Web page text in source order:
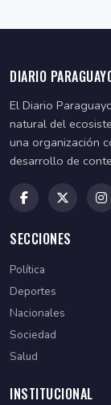
DIARIO
El Diario
natural del
una organización
desarrollo de
SECCIONES
Política
Deportes
Nacionales
Sociedad
Salud
INSTITUCIONAL